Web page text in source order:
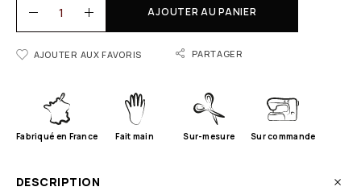
AJOUTER AU PANIER
AJOUTER AUX FAVORIS PARTAGER
Fabriqué en France Fait main Sur-mesure Sur commande
DESCRIPTION